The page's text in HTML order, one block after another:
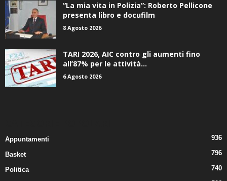
“La mia vita in Polizia”: Roberto Pellicone
presenta libro e docufilm
8 Agosto 2026
TARI 2026, AIC contro gli aumenti fino
all’87% per le attività...
6 Agosto 2026
Appuntamenti 936
Basket 796
Politica
740